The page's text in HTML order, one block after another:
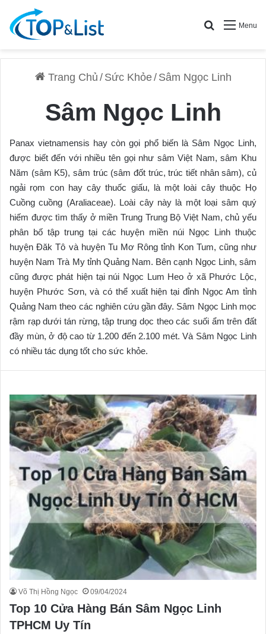
Menu
Search for
Trang Chủ / Sức Khỏe/ Sâm Ngọc Linh
Sâm Ngọc Linh
Panax vietnamensis hay còn gọi phổ biến là Sâm Ngọc Linh,
được biết đến với nhiều tên gọi như sâm Việt Nam, sâm Khu
Năm (sâm K5), sâm trúc (sâm đốt trúc, trúc tiết nhân sâm), củ
ngải rọm con hay cây thuốc giấu, là một loài cây thuộc Họ
Cuồng cuồng (Araliaceae). Loài cây này là một loại sâm quý
hiếm được tìm thấy ở miền Trung Trung Bộ Việt Nam, chủ yếu
phân bố tập trung tại các huyện miền núi Ngọc Linh thuộc
huyện Đăk Tô và huyện Tu Mơ Rông tỉnh Kon Tum, cũng như
huyện Nam Trà My tỉnh Quảng Nam. Bên cạnh Ngọc Linh, sâm
cũng được phát hiện tại núi Ngọc Lum Heo ở xã Phước Lộc,
huyện Phước Sơn, và có thể xuất hiện tại đỉnh Ngọc Am tỉnh
Quảng Nam theo các nghiên cứu gần đây. Sâm Ngọc Linh mọc
rậm rạp dưới tán rừng, tập trung dọc theo các suối ẩm trên đất
đầy mùn, ở độ cao từ 1.200 đến 2.100 mét. Và Sâm Ngọc Linh
có nhiều tác dụng tốt cho sức khỏe.
Võ Thị Hồng Ngọc 09/04/2024
Top 10 Cửa Hàng Bán Sâm Ngọc Linh
TPHCM Uy Tín